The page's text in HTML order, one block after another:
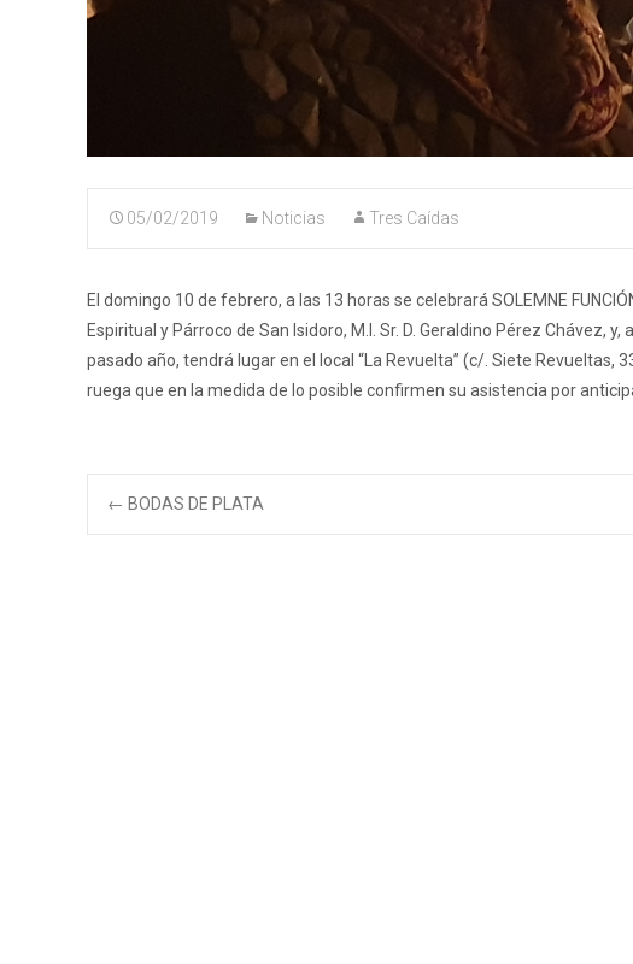
05/02/2019 Noticias Tres Caídas
El domingo 10 de febrero, a las 13 horas se celebrará SOLEMNE
Espiritual y Párroco de San Isidoro, M.I. Sr. D. Geraldino Pérez Chávez,
pasado año, tendrá lugar en el local “La Revuelta” (c/. Siete
ruega que en la medida de lo posible confirmen su asistencia por
Navegación
← BODAS DE PLATA